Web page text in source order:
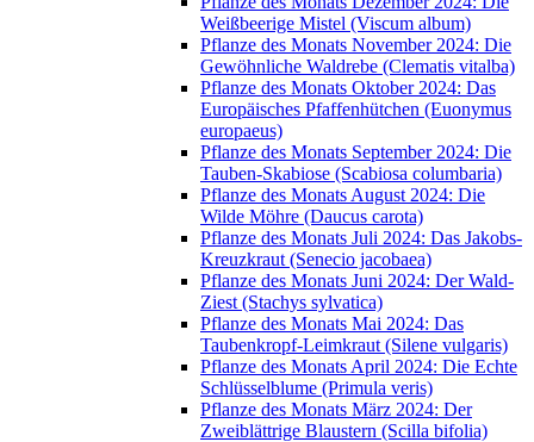
Weißbeerige Mistel (Viscum album)
Pflanze des Monats November 2024: Die
Gewöhnliche Waldrebe (Clematis vitalba)
Pflanze des Monats Oktober 2024: Das
Europäisches Pfaffenhütchen (Euonymus
europaeus)
Pflanze des Monats September 2024: Die
Tauben-Skabiose (Scabiosa columbaria)
Pflanze des Monats August 2024: Die
Wilde Möhre (Daucus carota)
Pflanze des Monats Juli 2024: Das Jakobs-
Kreuzkraut (Senecio jacobaea)
Pflanze des Monats Juni 2024: Der Wald-
Ziest (Stachys sylvatica)
Pflanze des Monats Mai 2024: Das
Taubenkropf-Leimkraut (Silene vulgaris)
Pflanze des Monats April 2024: Die Echte
Schlüsselblume (Primula veris)
Pflanze des Monats März 2024: Der
Zweiblättrige Blaustern (Scilla bifolia)